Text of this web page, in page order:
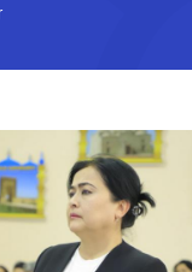
tuzilmasi
aloqalar
majlislar o'tkazish